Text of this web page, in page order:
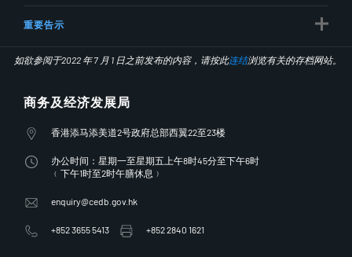
如欲参阅于2022 年 7 月 1 日之前发布的内容，请按此连结浏览有关的存档网站。
重要告示
商务及经济发展局
地址 香港添马添美道2号政府总部西翼22至23楼
办公时间办公时间：星期一至星期五上午8时45分至下午6时
﹙下午1时至2时午膳休息﹚
电子邮件enquiry@cedb.gov.hk
电话 +852 3655 5413 传真 +852 2840 1621